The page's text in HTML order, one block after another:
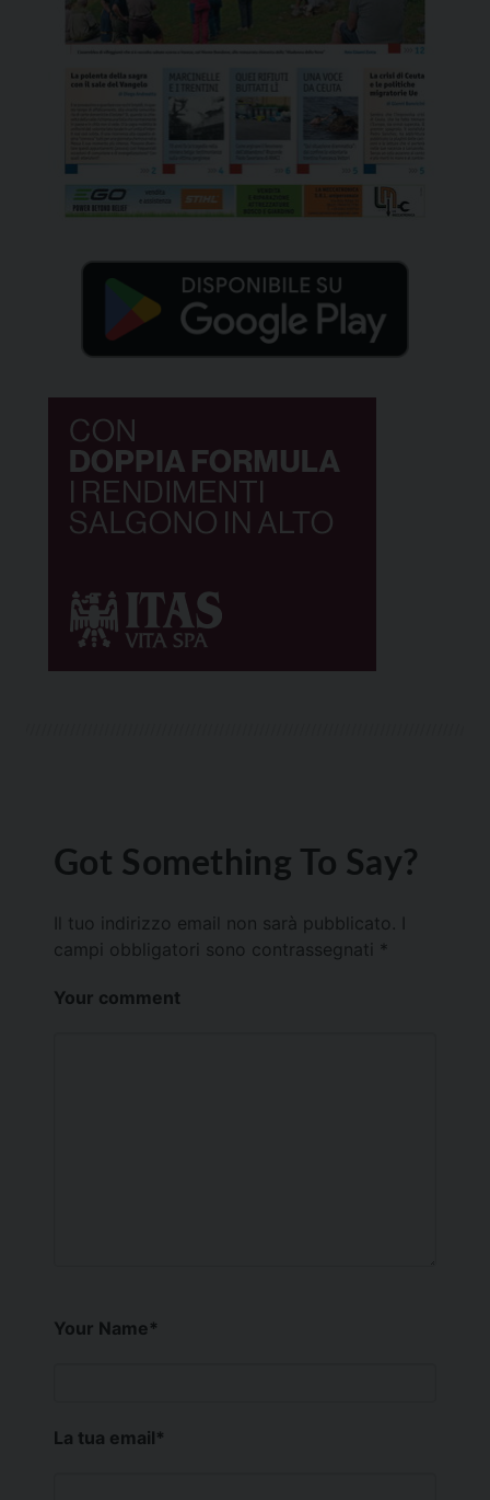
Got Something To Say?
Il tuo indirizzo email non sarà pubblicato.
campi obbligatori sono contrassegnati *
Your comment
Your Name*
La tua email*